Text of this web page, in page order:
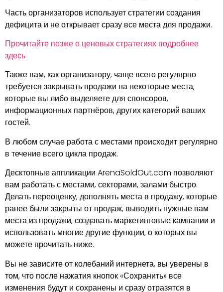
Часть организаторов использует стратегии создания
дефицита и не открывает сразу все места для продажи.
Прочитайте позже о ценовых стратегиях подробнее
здесь
Также вам, как организатору, чаще всего регулярно
требуется закрывать продажи на некоторые места,
которые вы либо выделяете для спонсоров,
информационных партнёров, других категорий ваших
гостей.
В любом случае работа с местами происходит регулярно
в течение всего цикла продаж.
Десктопные аппликации ArenaSoldOut.com позволяют
вам работать с местами, секторами, залами быстро.
Делать переоценку, дополнять места в продажу, которые
ранее были закрыты от продаж, выводить нужные вам
места из продажи, создавать маркетинговые кампании и
использовать многие другие функции, о которых вы
можете прочитать ниже.
Вы не зависите от колебаний интернета, вы уверены в
том, что после нажатия кнопок «Сохранить» все
изменения будут и сохранены и сразу отразятся в